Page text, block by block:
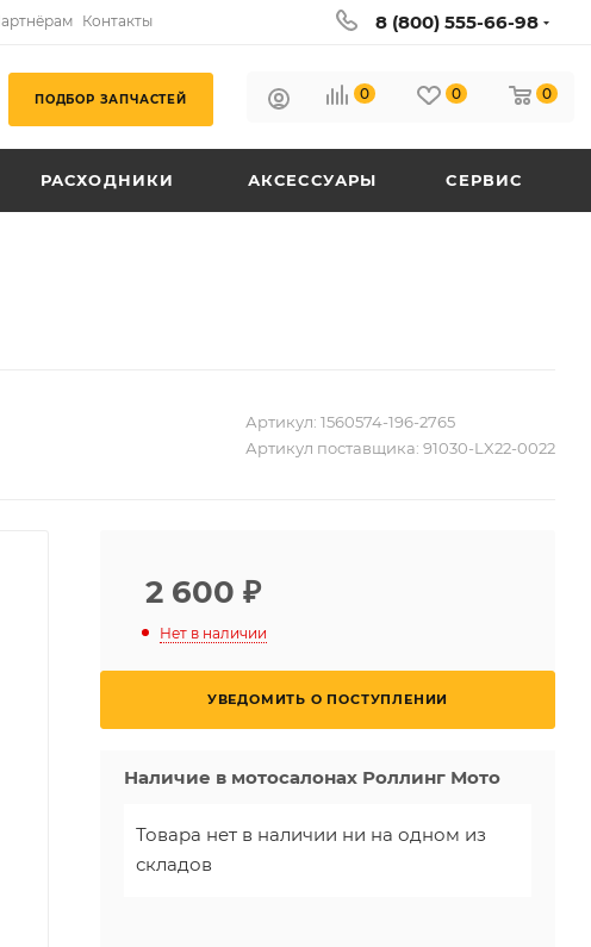
Контакты 8 (800) 555-66-98
ПОДБОР ЗАПЧАСТЕЙ 0 0 0
РАСХОДНИКИ АКСЕССУАРЫ СЕРВИС
Артикул: 1560574-196-2765
Артикул поставщика: 91030-LX22-0022
2 600 ₽
Нет в наличии
УВЕДОМИТЬ О ПОСТУПЛЕНИИ
Наличие в мотосалонах Роллинг Мото
Товара нет в наличии ни на одном из
складов